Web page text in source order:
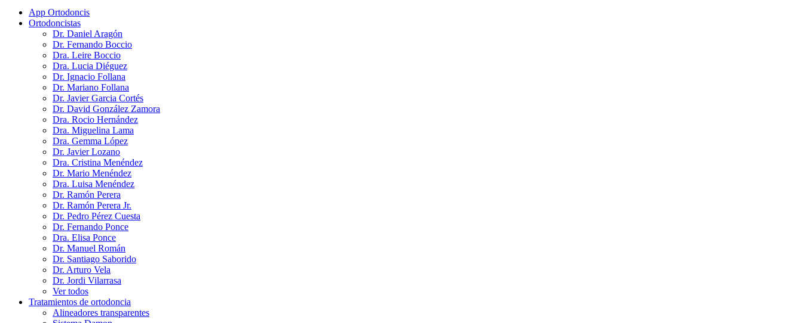
App Ortodoncis
Ortodoncistas
Dr. Daniel Aragón
Dr. Fernando Boccio
Dra. Leire Boccio
Dra. Lucia Diéguez
Dr. Ignacio Follana
Dr. Mariano Follana
Dr. Javier Garcia Cortés
Dr. David González Zamora
Dra. Rocio Hernández
Dra. Miguelina Lama
Dra. Gemma López
Dr. Javier Lozano
Dra. Cristina Menéndez
Dr. Mario Menéndez
Dra. Luisa Menéndez
Dr. Ramón Perera
Dr. Ramón Perera Jr.
Dr. Pedro Pérez Cuesta
Dr. Fernando Ponce
Dra. Elisa Ponce
Dr. Manuel Román
Dr. Santiago Saborido
Dr. Arturo Vela
Dr. Jordi Vilarrasa
Ver todos
Tratamientos de ortodoncia
Alineadores transparentes